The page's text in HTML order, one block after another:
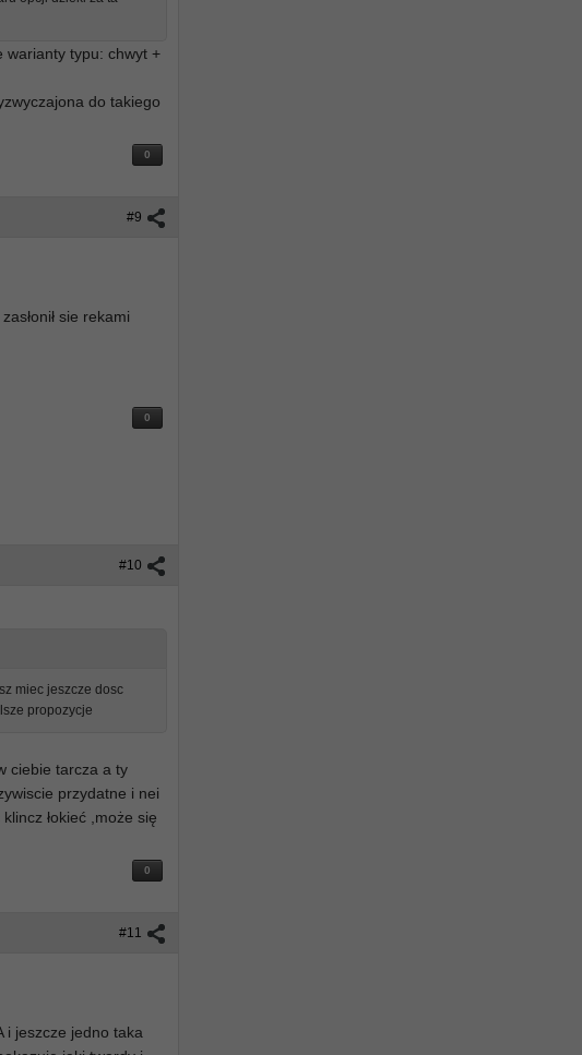
warianty typu: chwyt +
do takiego
0
#9
sie rekami
0
#10
miec jeszcze dosc
propozycje
ciebie tarcza a ty
przydatne i nei
łokieć ,może się
0
#11
i jeszcze jedno taka